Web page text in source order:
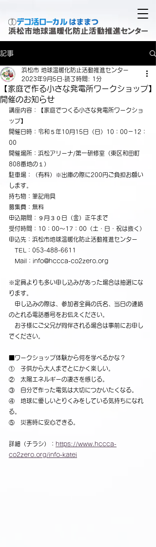
記事
【家庭で作る小さな発電所ワークショップ】
開催のお知らせ
浜松市 地球温暖化防止活動推進センター
2023年9月5日 読了時間: 1分
講座内容：【家庭でつくる小さな発電所ワークショ
ップ】
開催日時：令和５年10月15日（日）10：00－12：
00
開催場所：浜松アリーナ/第一研修室（東区和田町
808番地の１）
駐車場：（有料）※出庫の際に200円ご負担お願い
します。
持ち物：筆記用具
募集費：無料
申込期間：９月３０日（金）正午まで
受付時間：10：00～17：00（土・日・祝は抜く）
申込先：浜松市地球温暖化防止活動推進センター
TEL：053-488-6611
   Mail：info@hccca-co2zero.org
※定員よりも多い申し込みがあった場合は抽選にな
ります。
申し込みの際は、参加者全員の氏名、当日の連絡
のとれる電話番号をお伝えください。
お子様にご父兄が同伴される場合は事前にお申し
でください。
■ワークショップ体験から何を学べるかな？
①　子供から大人までとにかく楽しい。
②　太陽エネルギーの凄さを感じる。
③　自分で作った電気は大切につかいたくなる。
④　地球に優しいとりくみをしている気持ちになれ
る。
⑤　災害時に安心できる。
詳細（チラシ）： https://www.hccca-
co2zero.org/info-katei